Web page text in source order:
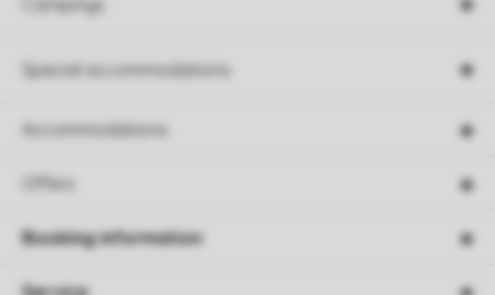
Campings
Special accommodations
Accommodations
Offers
Booking information